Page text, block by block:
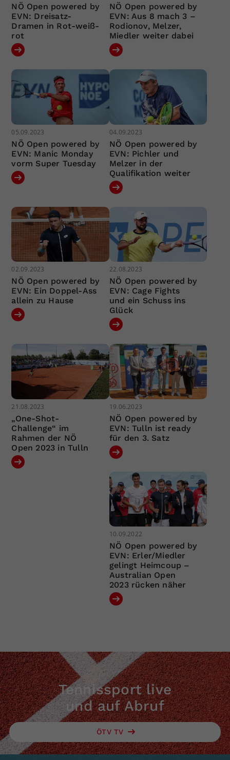
NÖ Open powered by
EVN: Dreisatz-
Dramen in Rot-weiß-
rot
NÖ Open powered by
EVN: Aus 8 mach 3 –
Rodionov, Melzer,
Miedler weiter dabei
05.09.2023
NÖ Open powered by
EVN: Manic Monday
vorm Super Tuesday
04.09.2023
NÖ Open powered by
EVN: Pichler und
Melzer in der
Qualifikation weiter
02.09.2023
NÖ Open powered by
EVN: Ein Doppel-Ass
allein zu Hause
22.08.2023
NÖ Open powered by
EVN: Cage Fights
und ein Schuss ins
Glück
21.08.2023
„One-Shot-
Challenge“ im
Rahmen der NÖ
Open 2023 in Tulln
19.06.2023
NÖ Open powered by
EVN: Tulln ist ready
für den 3. Satz
10.09.2022
NÖ Open powered by
EVN: Erler/Miedler
gelingt Heimcoup –
Australian Open
2023 rücken näher
Tennissport live
und auf Abruf
ÖTV TV